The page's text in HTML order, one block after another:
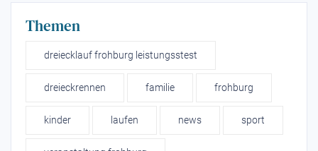
Themen
dreiecklauf frohburg leistungsstest
dreieckrennen familie frohburg
kinder laufen news sport